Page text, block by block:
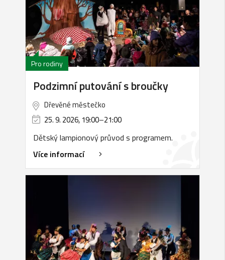
Pro rodiny
Podzimní putování s broučky
Dřevěné městečko
25. 9. 2026, 19:00–21:00
Dětský lampionový průvod s programem.
Více informací